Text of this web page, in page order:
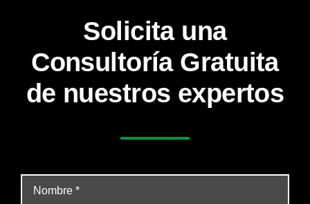
Solicita una
Consultoría Gratuita
de nuestros expertos